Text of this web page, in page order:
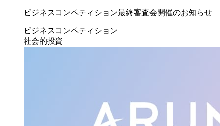
ビジネスコンペティション最終審査会開催のお知らせ
ビジネスコンペティション
社会的投資